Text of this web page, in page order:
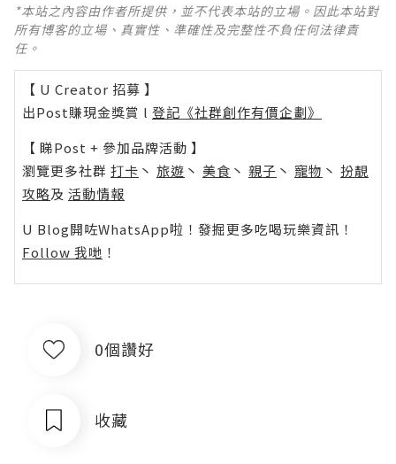
*本站之內容由作者所提供，並不代表本站的立場。因此本站對
所有博客的立場、真實性、準確性及完整性不負任何法律責
任。
【 U Creator 招募 】
出Post賺現金獎賞 l 登記《社群創作有價企劃》
【 睇Post + 參加品牌活動 】
瀏覽更多社群 打卡 丶 旅遊 丶 美食 丶 親子 丶 寵物 丶 扮靚
攻略及 活動情報
U Blog開咗WhatsApp啦！發掘更多吃喝玩樂資訊！
Follow 我哋 ！
0個讚好
收藏